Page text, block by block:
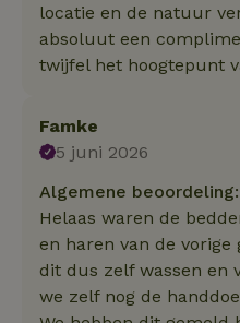
locatie en de natuur
absoluut een
twijfel het hoogtepunt
Famke
5 juni 2026
Algemene
Helaas waren de
en haren van de vorige
dit dus zelf wassen en
we zelf nog de